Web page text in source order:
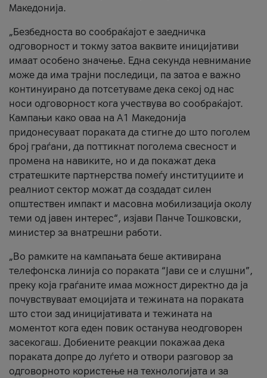
Македонија.
„Безбедноста во сообраќајот е заедничка
одговорност и токму затоа ваквите иницијативи
имаат особено значење. Една секунда невнимание
може да има трајни последици, па затоа е важно
континуирано да потсетуваме дека секој од нас
носи одговорност кога учествува во сообраќајот.
Кампањи како оваа на A1 Македонија
придонесуваат пораката да стигне до што поголем
број граѓани, да поттикнат поголема свесност и
промена на навиките, но и да покажат дека
стратешките партнерства помеѓу институциите и
реалниот сектор можат да создадат силен
општествен импакт и масовна мобилизација околу
теми од јавен интерес“, изјави Панче Тошковски,
министер за внатрешни работи.
„Во рамките на кампањата беше активирана
телефонска линија со пораката “Јави се и слушни”,
преку која граѓаните имаа можност директно да ја
почувствуваат емоцијата и тежината на пораката
што стои зад иницијативата и тежината на
моментот кога еден повик останува неодговорен
засекогаш. Добиените реакции покажаа дека
пораката допре до луѓето и отвори разговор за
одговорното користење на технологијата и за